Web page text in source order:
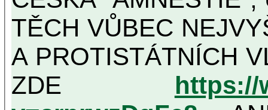
TĚCH VŮBEC NEJVYŠŠÍCH PROTINÁRODNÍCH
A PROTISTÁTNÍCH
ZDE https://